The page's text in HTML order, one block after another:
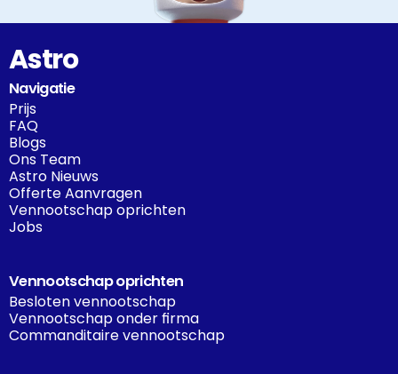
Astro
Navigatie
Prijs
FAQ
Blogs
Ons Team
Astro Nieuws
Offerte Aanvragen
Vennootschap oprichten
Jobs
Vennootschap oprichten
Besloten vennootschap
Vennootschap onder firma
Commanditaire vennootschap